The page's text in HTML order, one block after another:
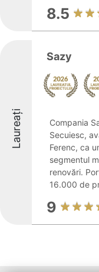
8.5
Laureați
Sazy
Compania
Secuiesc,
Ferenc, ca
segmentul
renovări.
16.000 de
9